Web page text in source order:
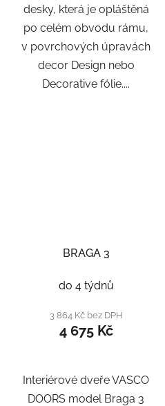
desky, která je opláštěná
po celém obvodu rámu,
v povrchových úpravách
decor Design nebo
Decorative fólie....
BRAGA 3
do 4 týdnů
3 864 Kč bez DPH
4 675 Kč
Interiérové dveře VASCO
DOORS model Braga 3